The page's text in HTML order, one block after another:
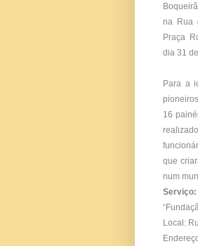
na Rua
Praça
dia 31
Para a
16
que
num
Serviço:
Local: